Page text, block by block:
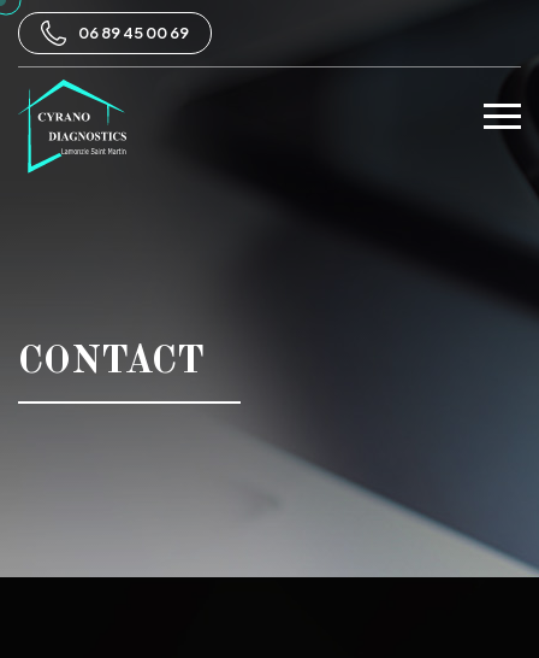
06 89 45 00 69
CONTACT